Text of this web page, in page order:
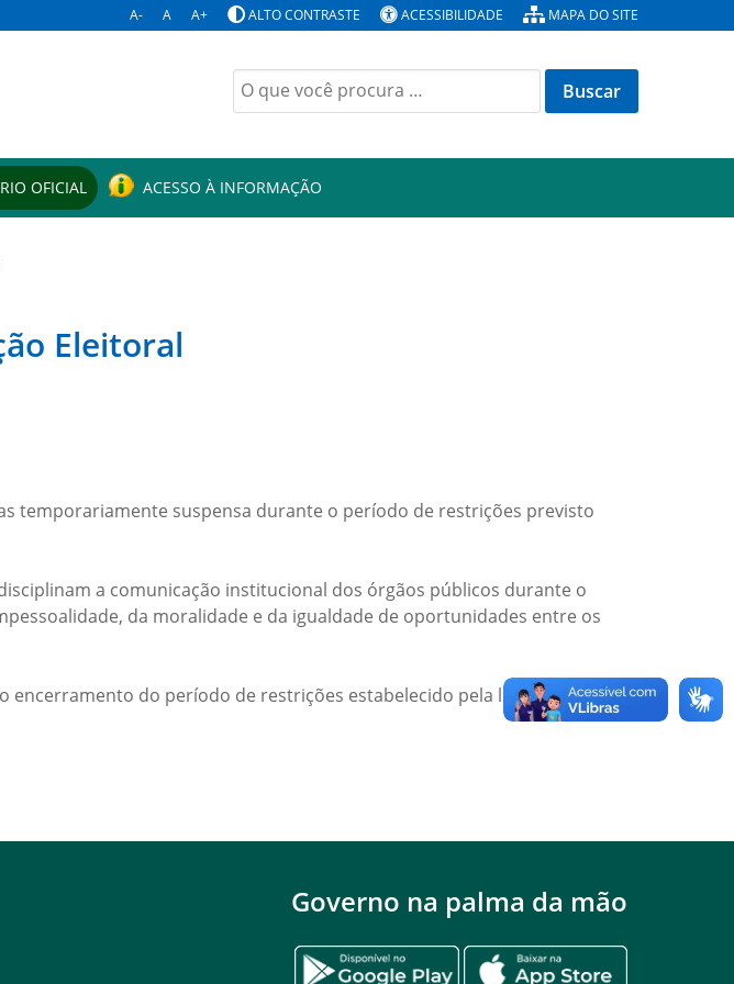
A- A A+ ALTO CONTRASTE ACESSIBILIDADE MAPA DO SITE
Buscar
por:
OFICIAL ACESSO À INFORMAÇÃO
Eleitoral
temporariamente suspensa durante o período de restrições previsto
a comunicação institucional dos órgãos públicos durante o
da moralidade e da igualdade de oportunidades entre os
do período de restrições estabelecido pela legislação
Governo na palma da mão